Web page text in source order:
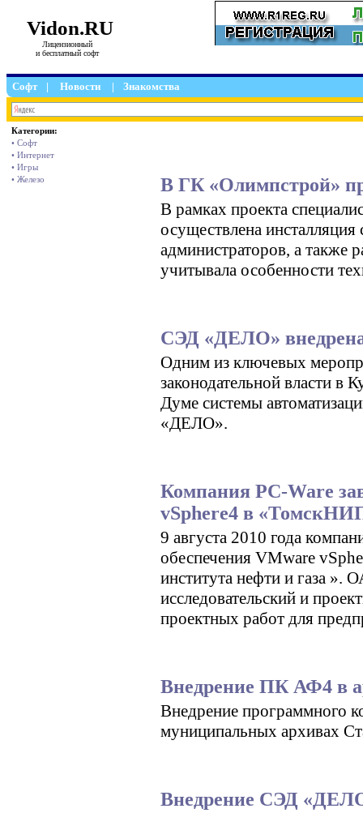
Vidon.RU
Лицензионный
и бесплатный софт
Софт | Новости | Знакомства
Категории:
• Софт
• Интернет
• Игры
• Железо
В ГК «Олимпстрой»
В рамках проекта
осуществлена инсталляция
администраторов, а также
учитывала особенности
СЭД «ДЕЛО»
Одним из ключевых
законодательной власти в
Думе системы
«ДЕЛО».
Компания PC-Ware
vSphere4 в
9 августа 2010 года
обеспечения VMware
института нефти и газа
исследовательский и
проектных работ для
Внедрение ПК АФ4 в
Внедрение программного
муниципальных архивах
Внедрение СЭД